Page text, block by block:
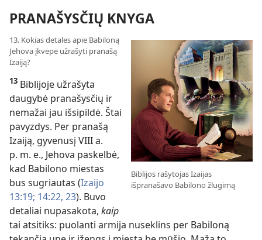
PRANAŠYSČIŲ KNYGA
Biblijos rašytojas Izaijas
išpranašavo Babilono žlugimą
13. Kokias detales apie Babiloną
Jehova įkvėpė užrašyti pranašą
Izaiją?
13 Biblijoje užrašyta
daugybė pranašysčių ir
nemažai jau išsipildė. Štai
pavyzdys. Per pranašą
Izaiją, gyvenusį VIII a.
p. m. e., Jehova paskelbė,
kad Babilono miestas
bus sugriautas (Izaijo
13:19; 14:22, 23). Buvo
detaliai nupasakota, kaip
tai atsitiks: puolanti armija nuseklins per Babiloną